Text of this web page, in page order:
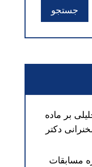
بر ماده
دکتر
مسابقات